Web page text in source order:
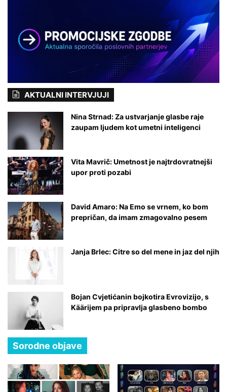
e
i
m
o
d
z
a
r
e
AKTUALNI INTERVJUJI
Nina Strnad: Za ustvarjanje glasbe raje
zaupam ljudem kot umetni inteligenci
Vita Mavrič: Umetnost je najtrdovratnejši
upor proti pozabi
David Amaro: Na Emo se vrnem, ko bom
prepričan, da imam zmagovalno pesem
Janja Brlec: Citre so del mene in jaz del njih
Bojan Cvjetićanin bojkotira Evrovizijo, s
Käärijem pa pripravlja glasbeno bombo
Sorodne objave